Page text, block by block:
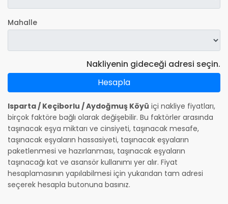
Mahalle
Nakliyenin gideceği adresi seçin.
Hesapla
Isparta / Keçiborlu / Aydoğmuş Köyü içi nakliye fiyatları,
birçok faktöre bağlı olarak değişebilir. Bu faktörler arasında
taşınacak eşya miktarı ve cinsiyeti, taşınacak mesafe,
taşınacak eşyaların hassasiyeti, taşınacak eşyaların
paketlenmesi ve hazırlanması, taşınacak eşyaların
taşınacağı kat ve asansör kullanımı yer alır. Fiyat
hesaplamasının yapılabilmesi için yukarıdan tam adresi
seçerek hesapla butonuna basınız.